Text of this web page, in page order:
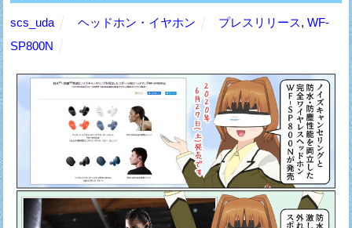
scs_uda ヘッドホン・イヤホン プレスリリース,WF-
SP800N